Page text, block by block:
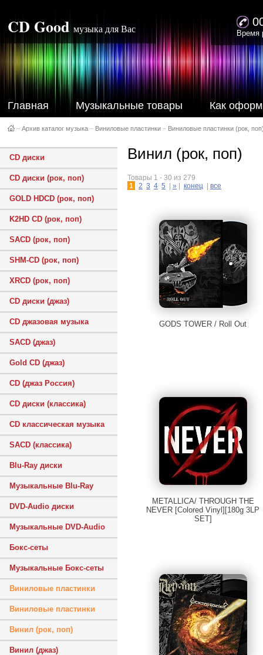
CD Good музыка для Вас Время
Главная Музыкальные товары Как
– Архив каталог музыка – Виниловые пластинки – Виниловые пластинки (рок,
CD диски
CD диски (рок, поп)
GOLD HDCD (рок, поп)
K2HD CD (рок, поп)
SACD (рок, поп)
SHM-CD (рок, поп)
XRCD (рок, поп)
CD диски (джаз)
CD джазовая музыка
SACD (джаз)
Gold CD (джаз)
CD (джаз Россия)
CD диски (классика)
CD классическая музыка
SACD (классика)
Blu-Ray диски
Музыкальные Blu-Ray
DVD-Audio диски
Музыкальные DVD-Audio
Бокс-сеты
Музыкальные Бокс-сеты
Виниловые пластинки
Виниловые пластинки
Винил (рок, поп)
Винил (джаз)
Винил (рок, поп)
Товары 1 - 30 из 279
1
2 3 4 5 » конец все
GODS TOWER / Roll Out
METALLICA/ THROUGH THE
NEVER [Colored Vinyl][180g 3LP
SET]